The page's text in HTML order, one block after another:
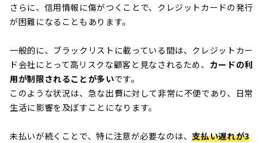
さらに、信用情報に傷がつくことで、クレジットカードの発行
が困難になることもあります。
一般的に、ブラックリストに載っている間は、クレジットカー
ド会社にとって高リスクな顧客と見なされるため、 カードの利
用が制限されることが多いです。
このような状況は、急な出費に対して非常に不便であり、日常
生活に影響を及ぼすことになります。
未払いが続くことで、特に注意が必要なのは、支払い遅れが3